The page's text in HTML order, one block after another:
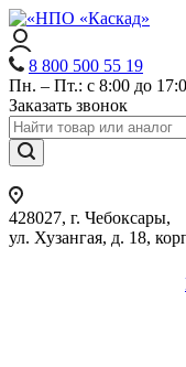
8 800 500 55 19
Пн. – Пт.: с 8:00 до
Заказать звонок
428027, г. Чебоксары,
ул. Хузангая, д. 18,